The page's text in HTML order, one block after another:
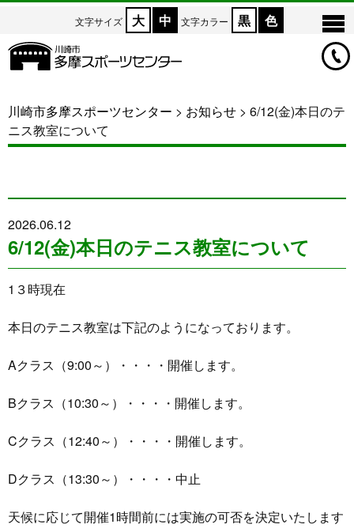
文字サイズ 大 中 文字カラー 黒 色
川崎市多摩スポーツセンター > お知らせ > 6/12(金)本日のテ
ニス教室について
2026.06.12
6/12(金)本日のテニス教室について
1３時現在
本日のテニス教室は下記のようになっております。
Aクラス（9:00～）・・・・開催します。
Bクラス（10:30～）・・・・開催します。
Cクラス（12:40～）・・・・開催します。
Dクラス（13:30～）・・・・中止
天候に応じて開催1時間前には実施の可否を決定いたします